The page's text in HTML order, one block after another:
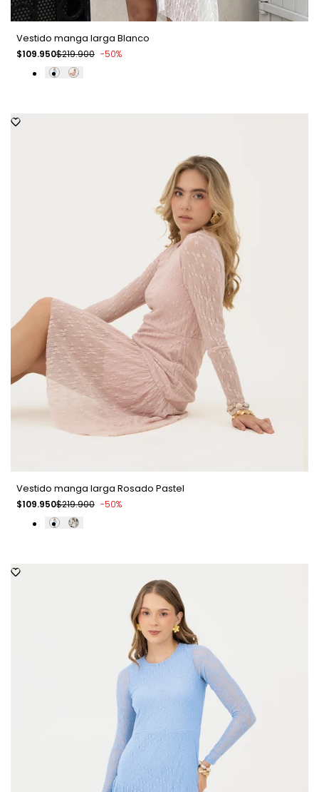
Vestido manga larga Blanco
Precio
$219.900
Precio
venta
$109.950 -50%
Vestido manga larga Rosado Pastel
Precio
$219.900
Precio
venta
$109.950 -50%